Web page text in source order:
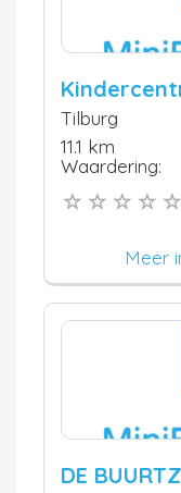
Tilburg
11.1 km
Waardering:
Meer
DE